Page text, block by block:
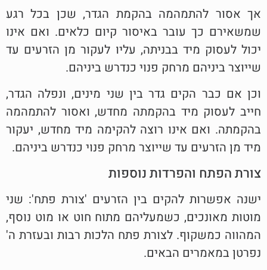
אך אסור להתמהמה בהקמת הגדר, שכן בכל רגע
שמשאירם כך עובר באיסור קיום כלאים. ואם אינו
יכול לעסוק מיד בבניתה, עליו לעקור מן הזרעים עד
שייוצר ביניהם מרחק פנוי כנדרש ביניהם.
וכן אם כבר הקים גדר בין שני מינים, ונפלה הגדר,
חייב לעסוק מיד בהקמתה מחדש, ואסור להתמהמה
בהקמתה. ואם אינו רוצה להקימה מיד מחדש, יעקור
מיד מן הזרעים עד שייוצר מרחק פנוי כנדרש ביניהם.
צורת הפתח והפרדות נוספות
ישנה אפשרות להקים בין הזרעים 'צורת פתח': שני
מוטות מאונכים, כשמעליהם מתוח חוט או מוט נוסף,
המהווה כמשקוף. לצורת פתח הלכות רבות ובעזרת ה'
נפרטן במאמרים הבאים.